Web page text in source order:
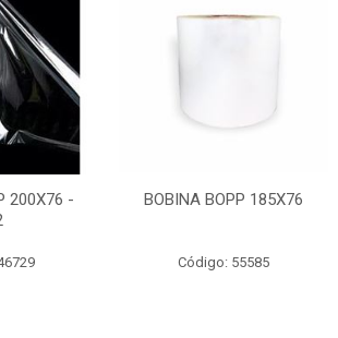
200X76 -
BOBINA BOPP 185X76
Código: 55585